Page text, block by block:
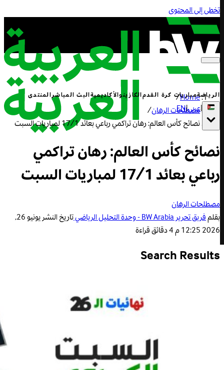
تخطى إلى المحتوى
الرياضةمباريات كرة القدمالكازينوالأكاديميةالبث المباشرالمنتدى
|عربي|
EN
Home
/
مصطلحات الرهان/
نصائح كأس العالم: رهان تراكمي رباعي بعائد 17/1 لمباريات السبت
نصائح كأس العالم: رهان تراكمي
رباعي بعائد 17/1 لمباريات السبت
مصطلحات الرهان
بقلمفريق تحرير BW Arabia - وحدة التحليل الرياضي تاريخ النشر
يونيو 26,
2026 12:25 م
4 دقائق قراءة
Search Results